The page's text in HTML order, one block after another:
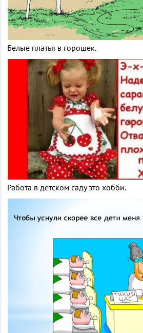
Белые платья в горошек.
Работа в детском саду это хобби.